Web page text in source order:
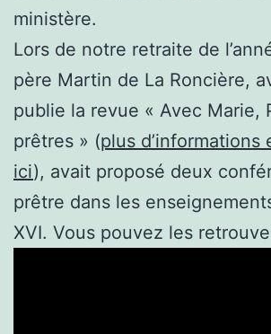
ministère.
Lors de notre retraite de
père Martin de La Roncière,
publie la revue « Avec Marie,
prêtres » (plus d’informations
ici), avait proposé deux
prêtre dans les
XVI. Vous pouvez les